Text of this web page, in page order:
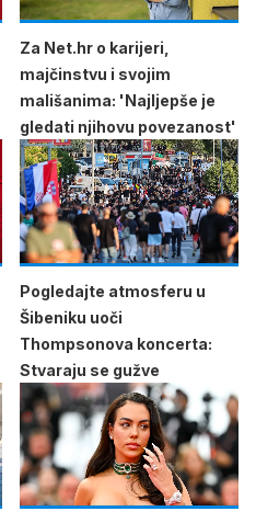
Za Net.hr o karijeri,
majčinstvu i svojim
mališanima: 'Najljepše je
gledati njihovu povezanost'
Pogledajte atmosferu u
Šibeniku uoči
Thompsonova koncerta:
Stvaraju se gužve